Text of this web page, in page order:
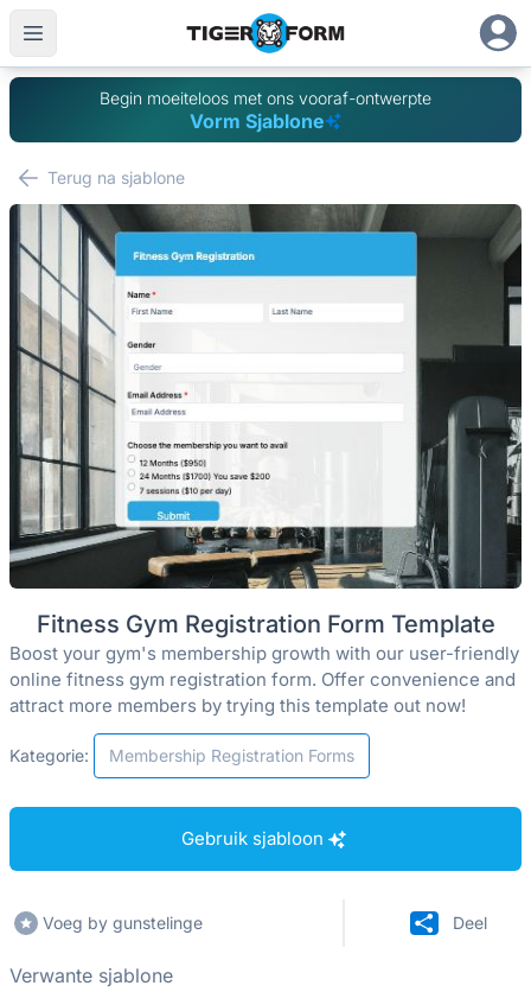
Begin moeiteloos met ons vooraf-ontwerpte
Vorm Sjablone
Terug na sjablone
Fitness Gym Registration Form Template
Boost your gym's membership growth with our user-friendly
online fitness gym registration form. Offer convenience and
attract more members by trying this template out now!
Kategorie: Membership Registration Forms
Gebruik sjabloon
Voeg by gunstelinge Deel
Verwante sjablone